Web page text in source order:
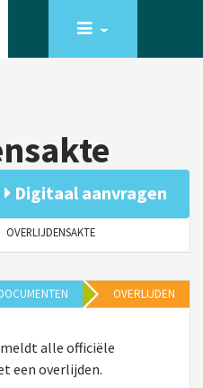
Digitaal aanvragen
OVERLIJDENSAKTE
OVERLIJDEN
alle officiële
een overlijden.